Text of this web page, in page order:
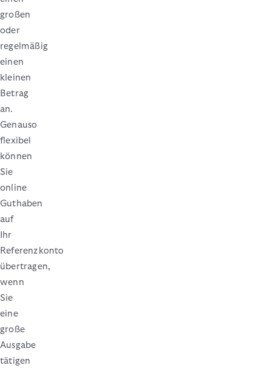
großen
oder
regelmäßig
einen
kleinen
Betrag
an.
Genauso
flexibel
können
Sie
online
Guthaben
auf
Ihr
Referenzkonto
übertragen,
wenn
Sie
eine
große
Ausgabe
tätigen